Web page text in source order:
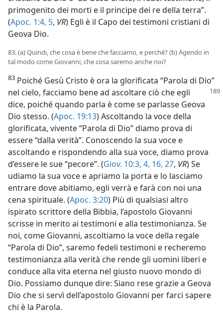
primogenito dei morti e il principe dei re della terra”.
(Apoc. 1:4, 5, VR) Egli è il Capo dei testimoni cristiani di
Geova Dio.
83. (a) Quindi, che cosa è bene che facciamo, e perché? (b) Agendo in
tal modo come Giovanni, che cosa saremo anche noi?
83 Poiché Gesù Cristo è ora la glorificata “Parola di Dio”
nel cielo, facciamo benead ascoltare ciò che egli
dice, poiché quando parla è come se parlasse Geova
Dio stesso. (Apoc. 19:13) Ascoltando la voce della
glorificata, vivente “Parola di Dio” diamo prova di
essere “dalla verità”. Conoscendo la sua voce e
ascoltando e rispondendo alla sua voce, diamo prova
d’essere le sue “pecore”. (Giov. 10:3, 4, 16, 27, VR) Se
udiamo la sua voce e apriamo la porta e lo lasciamo
entrare dove abitiamo, egli verrà e farà con noi una
cena spirituale. (Apoc. 3:20) Più di qualsiasi altro
ispirato scrittore della Bibbia, l’apostolo Giovanni
scrisse in merito ai testimoni e alla testimonianza. Se
noi, come Giovanni, ascoltiamo la voce della regale
“Parola di Dio”, saremo fedeli testimoni e recheremo
testimonianza alla verità che rende gli uomini liberi e
conduce alla vita eterna nel giusto nuovo mondo di
Dio. Possiamo dunque dire: Siano rese grazie a Geova
Dio che si servì dell’apostolo Giovanni per farci sapere
chi è la Parola.